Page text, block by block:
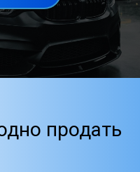
продать